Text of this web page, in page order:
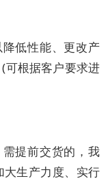
低性能、更改产
可根据客户要求进
提前交货的，我
生产力度、实行